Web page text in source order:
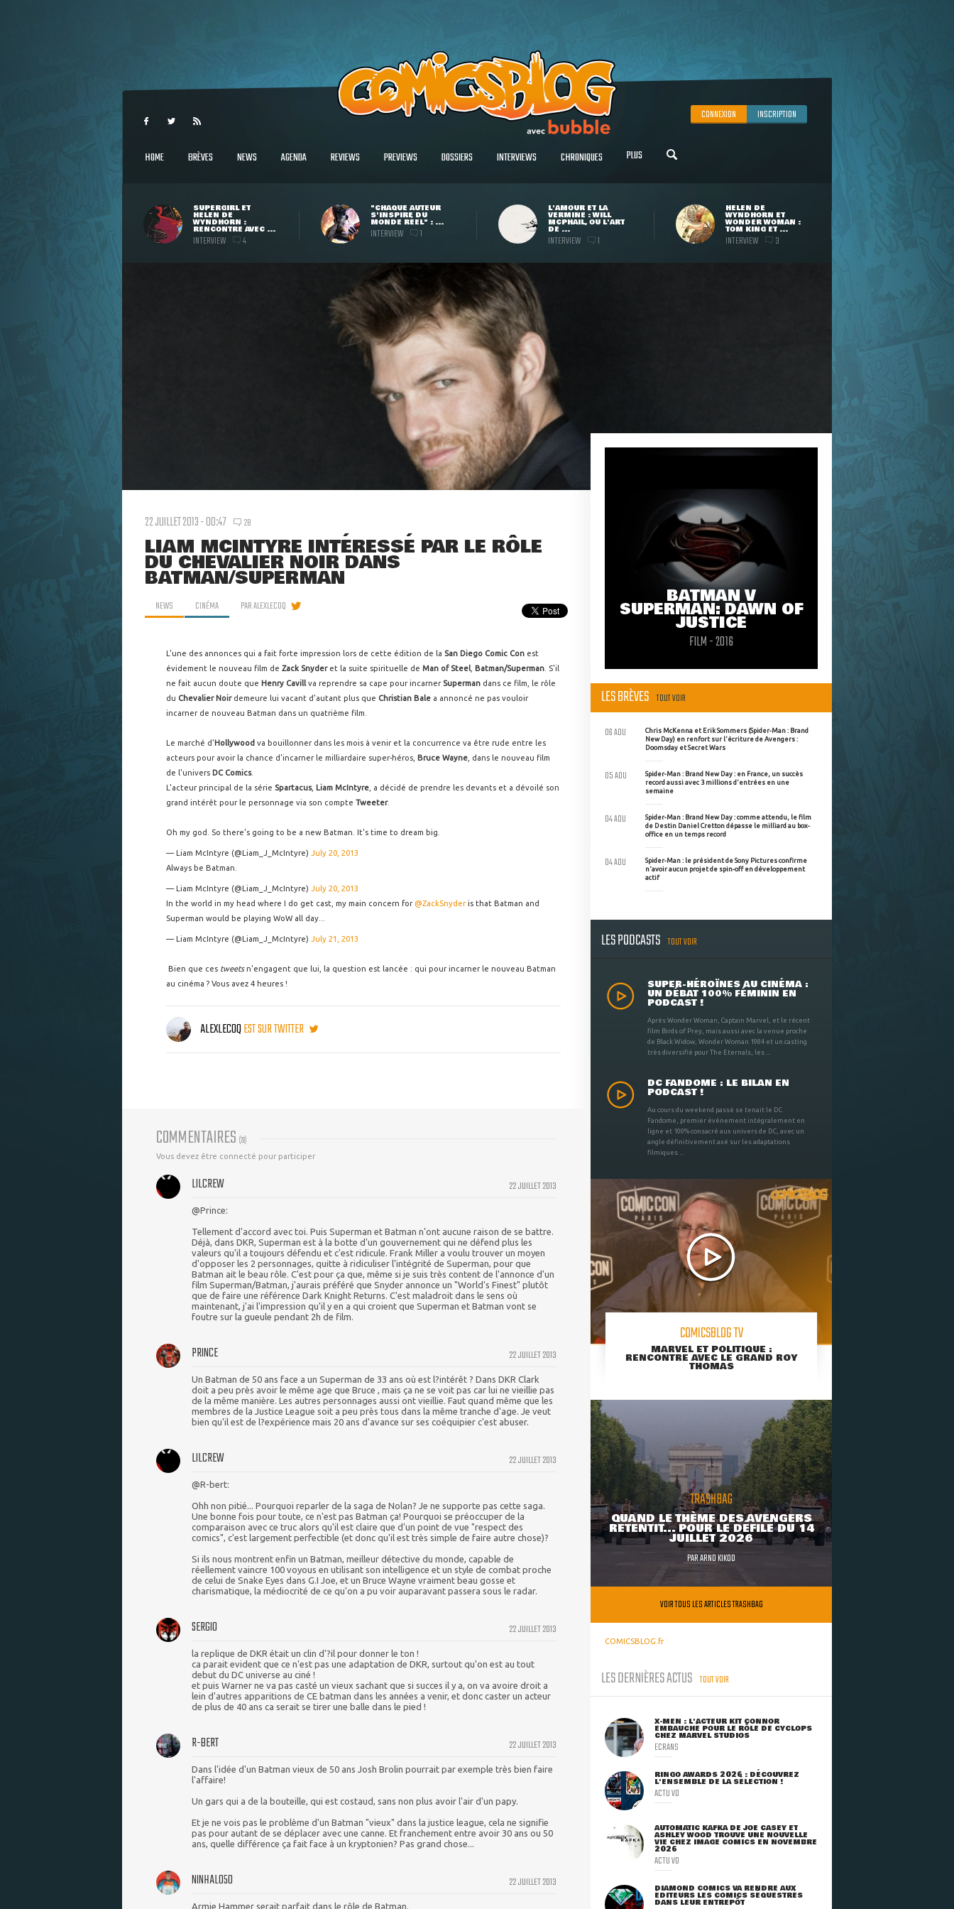
CONNEXION INSCRIPTION
HOME BRÈVES NEWS AGENDA REVIEWS PREVIEWS DOSSIERS INTERVIEWS CHRONIQUES PLUS
SUPERGIRL ET
HELEN DE
WYNDHORN :
RENCONTRE AVEC ...
INTERVIEW 4
"CHAQUE AUTEUR
S'INSPIRE DU
MONDE RÉEL" : ...
INTERVIEW 1
L'AMOUR ET LA
VERMINE : WILL
MCPHAIL, OU L'ART
DE ...
INTERVIEW 1
HELEN DE
WYNDHORN ET
WONDER WOMAN :
TOM KING ET ...
INTERVIEW 3
22 JUILLET 2013 - 00:47 28
LIAM MCINTYRE INTÉRESSÉ PAR LE RÔLE
DU CHEVALIER NOIR DANS
BATMAN/SUPERMAN
NEWS CINÉMA PARALEXLECOQ
L'une des annonces qui a fait forte impression lors de cette édition de la San Diego Comic Con est
évidement le nouveau film de Zack Snyder et la suite spirituelle de Man of Steel Batman/Superman . S'il
ne fait aucun doute que Henry Cavill va reprendre sa cape pour incarner Superman dans ce film, le rôle
du Chevalier Noir demeure lui vacant d'autant plus que Christian Bale a annoncé ne pas vouloir
incarner de nouveau Batman dans un quatrième film.
Le marché d'Hollywood va bouillonner dans les mois à venir et la concurrence va être rude entre les
acteurs pour avoir la chance d'incarner le milliardaire super-héros, Bruce Wayne , dans le nouveau film
de l'univers DC Comics.
L'acteur principal de la série Spartacus, Liam McIntyre , a décidé de prendre les devants et a dévoilé son
grand intérêt pour le personnage via son compte Tweeter.
Oh my god. So there's going to be a new Batman. It's time to dream big.
— Liam McIntyre (@Liam_J_McIntyre) July 20, 2013
Always be Batman.
— Liam McIntyre (@Liam_J_McIntyre) July 20, 2013
In the world in my head where I do get cast, my main concern for @ZackSnyderis that Batman and
Superman would be playing WoW all day...
— Liam McIntyre (@Liam_J_McIntyre) July 21, 2013
Bien que ces tweetsn'engagent que lui, la question est lancée : qui pour incarner le nouveau Batman
au cinéma ? Vous avez 4 heures !
ALEXLECOQEST SUR TWITTER
COMMENTAIRES (28)
Vous devez être connecté pour participer
22 JUILLET 2013
LILCREW
@Prince:
Tellement d'accord avec toi. Puis Superman et Batman n'ont aucune raison de se battre.
Déjà, dans DKR, Superman est à la botte d'un gouvernement qui ne défend plus les
valeurs qu'il a toujours défendu et c'est ridicule. Frank Miller a voulu trouver un moyen
d'opposer les 2 personnages, quitte à ridiculiser l'intégrité de Superman, pour que
Batman ait le beau rôle. C'est pour ça que, même si je suis très content de l'annonce d'un
film Superman/Batman, j'aurais préféré que Snyder annonce un "World's Finest" plutôt
que de faire une référence Dark Knight Returns. C'est maladroit dans le sens où
maintenant, j'ai l'impression qu'il y en a qui croient que Superman et Batman vont se
foutre sur la gueule pendant 2h de film.
22 JUILLET 2013
PRINCE
Un Batman de 50 ans face a un Superman de 33 ans où est l?intérêt ? Dans DKR Clark
doit a peu près avoir le même age que Bruce , mais ça ne se voit pas car lui ne vieillie pas
de la même manière. Les autres personnages aussi ont vieillie. Faut quand même que les
membres de la Justice League soit a peu près tous dans la même tranche d'age. Je veut
bien qu'il est de l?expérience mais 20 ans d'avance sur ses coéquipier c'est abuser.
22 JUILLET 2013
LILCREW
@R-bert:
Ohh non pitié... Pourquoi reparler de la saga de Nolan? Je ne supporte pas cette saga.
Une bonne fois pour toute, ce n'est pas Batman ça! Pourquoi se préoccuper de la
comparaison avec ce truc alors qu'il est claire que d'un point de vue "respect des
comics", c'est largement perfectible (et donc qu'il est très simple de faire autre chose)?
Si ils nous montrent enfin un Batman, meilleur détective du monde, capable de
réellement vaincre 100 voyous en utilisant son intelligence et un style de combat proche
de celui de Snake Eyes dans G.I Joe, et un Bruce Wayne vraiment beau gosse et
charismatique, la médiocrité de ce qu'on a pu voir auparavant passera sous le radar.
22 JUILLET 2013
SERGIO
la replique de DKR était un clin d'?il pour donner le ton !
ca parait evident que ce n'est pas une adaptation de DKR, surtout qu'on est au tout
debut du DC universe au ciné !
et puis Warner ne va pas casté un vieux sachant que si succes il y a, on va avoire droit a
lein d'autres apparitions de CE batman dans les années a venir, et donc caster un acteur
de plus de 40 ans ca serait se tirer une balle dans le pied !
22 JUILLET 2013
R-BERT
Dans l'idée d'un Batman vieux de 50 ans Josh Brolin pourrait par exemple très bien faire
l'affaire!
Un gars qui a de la bouteille, qui est costaud, sans non plus avoir l'air d'un papy.
Et je ne vois pas le problème d'un Batman "vieux" dans la justice league, cela ne signifie
pas pour autant de se déplacer avec une canne. Et franchement entre avoir 30 ans ou 50
ans, quelle différence ça fait face à un kryptonien? Pas grand chose...
22 JUILLET 2013
NINHALO50
Armie Hammer serait parfait dans le rôle de Batman.
BATMAN V
SUPERMAN: DAWN OF
JUSTICE
FILM - 2016
LES BRÈVES TOUT VOIR
Chris McKenna et Erik Sommers (Spider-Man : Brand
New Day) en renfort sur l'écriture de Avengers :
Doomsday et Secret Wars
06 AOU
Spider-Man : Brand New Day : en France, un succès
record aussi avec 3 millions d'entrées en une
semaine
05 AOU
Spider-Man : Brand New Day : comme attendu, le film
de Destin Daniel Cretton dépasse le milliard au box-
office en un temps record
04 AOU
Spider-Man : le président de Sony Pictures confirme
n'avoir aucun projet de spin-off en développement
actif
04 AOU
LES PODCASTS TOUT VOIR
SUPER-HÉROÏNES AU CINÉMA :
UN DÉBAT 100% FÉMININ EN
PODCAST !
Après Wonder Woman, Captain Marvel, et le récent
film Birds of Prey, mais aussi avec la venue proche
de Black Widow, Wonder Woman 1984 et un casting
très diversifié pour The Eternals, les ...
DC FANDOME : LE BILAN EN
PODCAST !
Au cours du weekend passé se tenait le DC
Fandome, premier évènement intégralement en
ligne et 100% consacré aux univers de DC, avec un
angle définitivement axé sur les adaptations
filmiques ...
COMICSBLOG TV
MARVEL ET POLITIQUE :
RENCONTRE AVEC LE GRAND ROY
THOMAS
TRASHBAG
QUAND LE THÈME DES AVENGERS
RETENTIT... POUR LE DÉFILÉ DU 14
JUILLET 2026
PARARNO KIKOO
VOIR TOUS LES ARTICLES TRASHBAG
COMICSBLOG.fr
LES DERNIÈRES ACTUS TOUT VOIR
X-MEN : L'ACTEUR KIT CONNOR
EMBAUCHÉ POUR LE RÔLE DE CYCLOPS
CHEZ MARVEL STUDIOS
ECRANS
RINGO AWARDS 2026 : DÉCOUVREZ
L'ENSEMBLE DE LA SÉLECTION !
ACTU VO
AUTOMATIC KAFKA DE JOE CASEY ET
ASHLEY WOOD TROUVE UNE NOUVELLE
VIE CHEZ IMAGE COMICS EN NOVEMBRE
2026
ACTU VO
DIAMOND COMICS VA RENDRE AUX
ÉDITEURS LES COMICS SÉQUESTRÉS
DANS LEUR ENTREPÔT